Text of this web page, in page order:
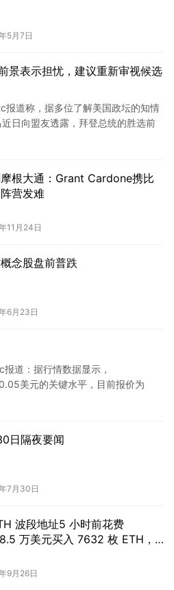
5月7日
景表示担忧，建议重新审视候选
道称，据多位了解美国政坛的知情
日向盟友透露，拜登总统的胜选前
有必要认真评估自…
根大通：Grant Cardone携比
营发难
11月24日
念股盘前普跌
6月23日
道：据行情数据显示，
美元的关键水平，目前报价为
。然…
日隔夜要闻
7月30日
波段地址5 小时前花费
万美元买入 7632 枚 ETH，
9月26日